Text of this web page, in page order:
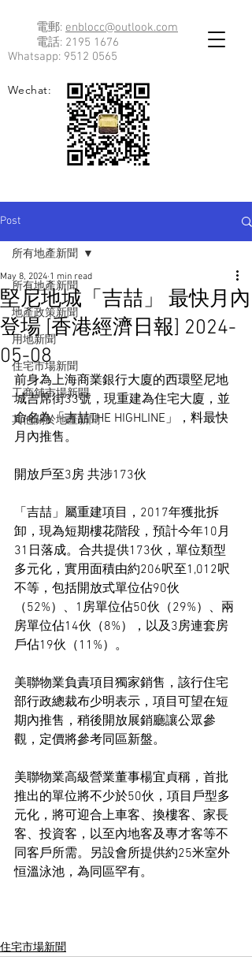
電郵: enblocc@outlook.com
電話: 2195 1676
Whatsapp: 9512 0565
Wechat:
Post
所有地產新聞
地產政策新聞
用地新聞
住宅市場新聞
工商舖市場新聞
其他關於地產新聞
所有地產新聞
堅尼地城「吉喆」 最快月內
登場 [香港經濟日報] 2024-
05-08
May 8, 2024 1 min read
前身為上海商業銀行大廈的西環堅尼地
城吉席街33號，現重建為住宅大廈，並
命名為「吉喆THE HIGHLINE」，料最快
月內推售。
開放戶至3房 共涉173伙
「吉喆」屬重建項目，2017年獲批拆
卸，現為短期樓花階段，預計今年10月
31日落成。合共提供173伙，單位類型
多元化，實用面積由約206呎至1,012呎
不等，包括開放式單位佔90伙
（52%）、1房單位佔50伙（29%）、兩
房單位佔14伙（8%），以及3房連套房
戶佔19伙（11%）。
美聯物業負責項目獨家銷售，該行住宅
部行政總裁布少明表示，項目可望在短
期內推售，稍後開放展銷廳讓公眾參
觀，定價將參考同區新盤。
美聯物業高級營業董事楊宜貞稱，首批
推出的單位將不少於50伙，項目戶型多
元化，將可迎合上車客、換樓客、家長
客、投資客，以至內地客及專才客等不
同客戶所需。另設會所提供約25米室外
恒溫泳池，為同區罕有。
住宅市場新聞